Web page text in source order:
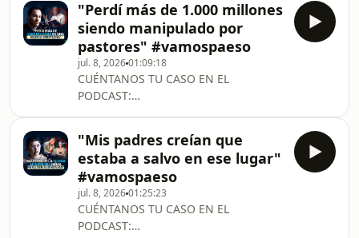
NINGÚN
CAPÍTULOhttps://www.youtube.com/@vamospaeso
SÍGUENOShttps://www.instagram.com/vamospaeso/
hl=eshttps://www.tiktok.com/@vamospaesohttps://
mibextid=LQQJ4dSIGUE A
JUANJOhttps://www.instagram.com/
A
"Perdí más de 1.000 millones
siendo manipulado por
pastores" #vamospaeso
jul. 8, 202601:09:18
CUÉNTANOS TU CASO EN EL
PODCAST:
NINGÚN
CAPÍTULOhttps://www.youtube.com/@vamospaeso
SÍGUENOShttps://www.instagram.com/vamospaeso/
hl=eshttps://www.tiktok.com/@vamospaesohttps://
mibextid=LQQJ4dSIGUE A
JUANJOhttps://www.instagram.com/
"Mis padres creían que
estaba a salvo en ese lugar"
#vamospaeso
jul. 8, 202601:25:23
CUÉNTANOS TU CASO EN EL
PODCAST: